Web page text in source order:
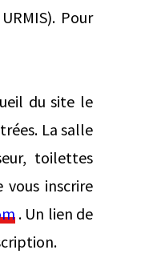
Pour
du site le
La salle
toilettes
vous inscrire
. Un lien de